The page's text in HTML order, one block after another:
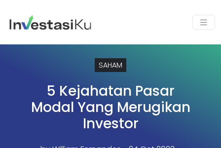
SAHAM
5 Kejahatan Pasar
Modal Yang Merugikan
Investor